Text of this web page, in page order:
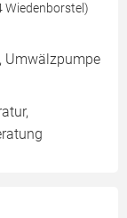
Wiedenborstel)
Umwälzpumpe